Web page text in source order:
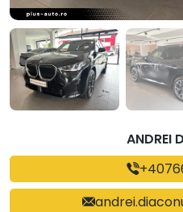
ANDREI